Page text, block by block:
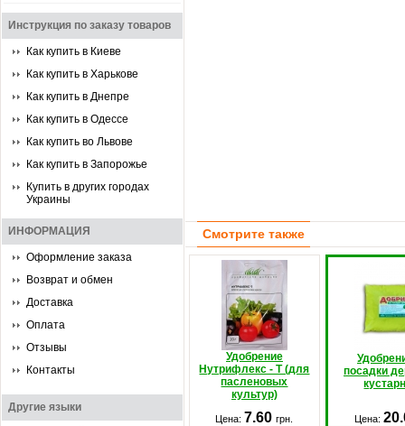
Инструкция по заказу товаров
Как купить в Киеве
Как купить в Харькове
Как купить в Днепре
Как купить в Одессе
Как купить во Львове
Как купить в Запорожье
Купить в других городах
Украины
ИНФОРМАЦИЯ
Оформление заказа
Возврат и обмен
Доставка
Оплата
Отзывы
Контакты
Другие языки
Смотрите также
Удобрение
Нутрифлекс - Т (для
пасленовых
культур)
посадки
Цена: 7.60грн. Цена: